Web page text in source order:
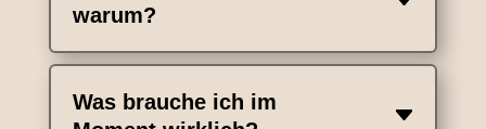
warum?
Was brauche ich im